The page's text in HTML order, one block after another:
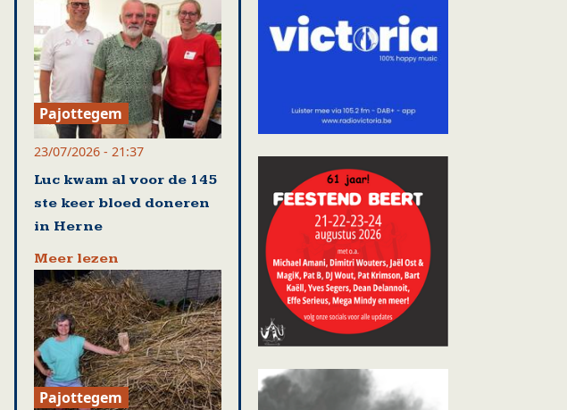
Pajottegem
23/07/2026 - 21:37
Luc kwam al voor de 145
ste keer bloed doneren
in Herne
Meer lezen
Pajottegem